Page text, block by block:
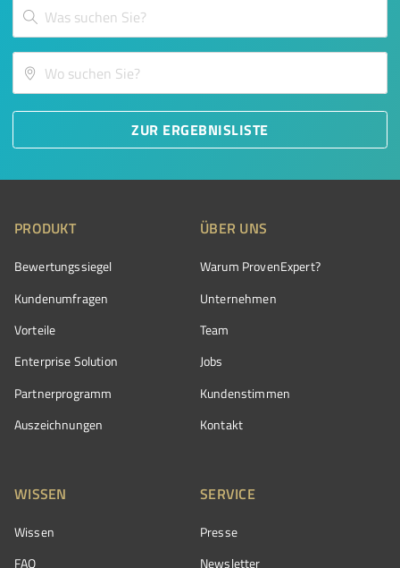
ZUR ERGEBNISLISTE
PRODUKT
Bewertungssiegel
Kundenumfragen
Vorteile
Enterprise Solution
Partnerprogramm
Auszeichnungen
ÜBER UNS
Warum ProvenExpert?
Unternehmen
Team
Jobs
Kundenstimmen
Kontakt
WISSEN
Wissen
FAQ
SERVICE
Presse
Newsletter